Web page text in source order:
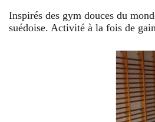
Inspirés des gym douces du
suédoise. Activité à la fois de